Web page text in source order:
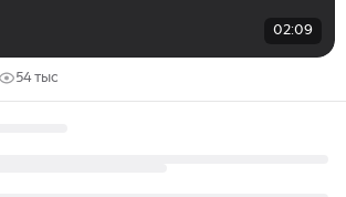
02:09
54 тыс